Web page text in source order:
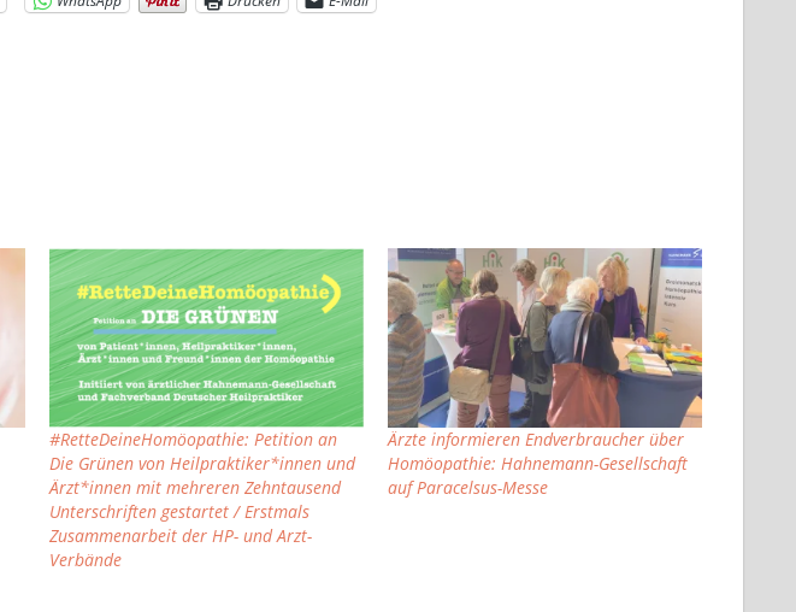
#RetteDeineHomöopathie: Petition an
Die Grünen von Heilpraktiker*innen und
Ärzt*innen mit mehreren Zehntausend
Unterschriften gestartet / Erstmals
Zusammenarbeit der HP- und Arzt-
Verbände
Ärzte informieren Endverbraucher über
Homöopathie: Hahnemann-Gesellschaft
auf Paracelsus-Messe